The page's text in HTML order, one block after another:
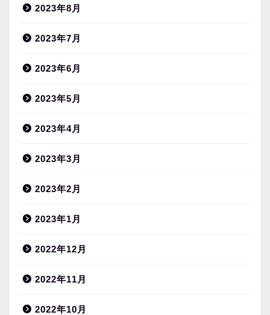
2023年8月
2023年7月
2023年6月
2023年5月
2023年4月
2023年3月
2023年2月
2023年1月
2022年12月
2022年11月
2022年10月